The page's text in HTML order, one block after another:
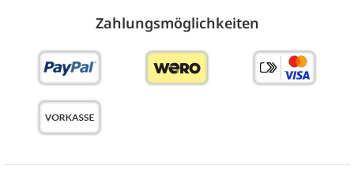
Zahlungs­möglich­keiten